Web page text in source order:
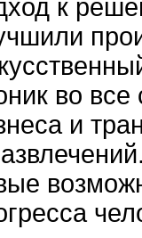
к
во
и